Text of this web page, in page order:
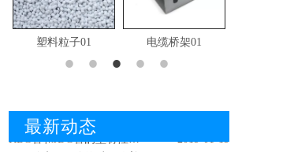
电缆桥架01 镀锌钢带01
最新动态
KBG管和JDG管的形态成分
红外检測KBG管
2019-02-18
KBG管和JDG管的化学成分
2019-01-19
KBG管和JDG管的质量改善
2019-01-19